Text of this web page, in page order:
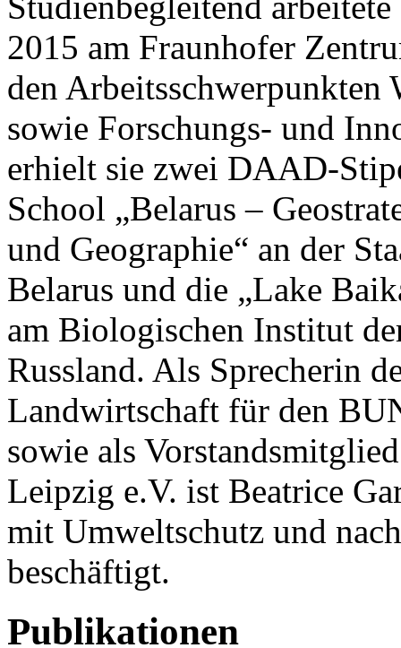
2015 am Fraunhofer
den Arbeitsschwerpunkten
sowie Forschungs- und
erhielt sie zwei DAAD-
School „Belarus –
und Geographie“ an der
Belarus und die „Lake
am Biologischen Institut
Russland. Als Sprecherin
Landwirtschaft für den
sowie als
Leipzig e.V. ist Beatrice
mit Umweltschutz und
beschäftigt.
Publikationen